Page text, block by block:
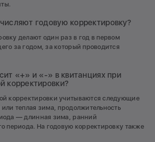
годовую корректировку?
делают один раз в год в первом
за годом, за который проводится
«+» и «-» в квитанциях при
корректировки?
корректировки учитываются следующие
теплая зима, продолжительность
— длинная зима, ранний
периода. На годовую корректировку также